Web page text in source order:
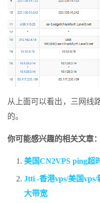
从上面可以看出，三网线
的。
你可能感兴趣的相关文章：
美国CN2VPS ping超
Jtti -香港vps/美国
大带宽